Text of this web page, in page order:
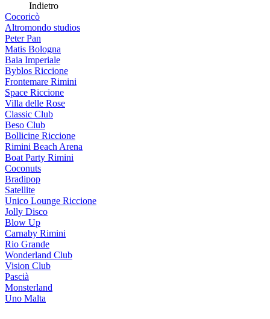
Indietro
Cocoricò
Altromondo studios
Peter Pan
Matis Bologna
Baia Imperiale
Byblos Riccione
Frontemare Rimini
Space Riccione
Villa delle Rose
Classic Club
Beso Club
Bollicine Riccione
Rimini Beach Arena
Boat Party Rimini
Coconuts
Bradipop
Satellite
Unico Lounge Riccione
Jolly Disco
Blow Up
Carnaby Rimini
Rio Grande
Wonderland Club
Vision Club
Pascià
Monsterland
Uno Malta